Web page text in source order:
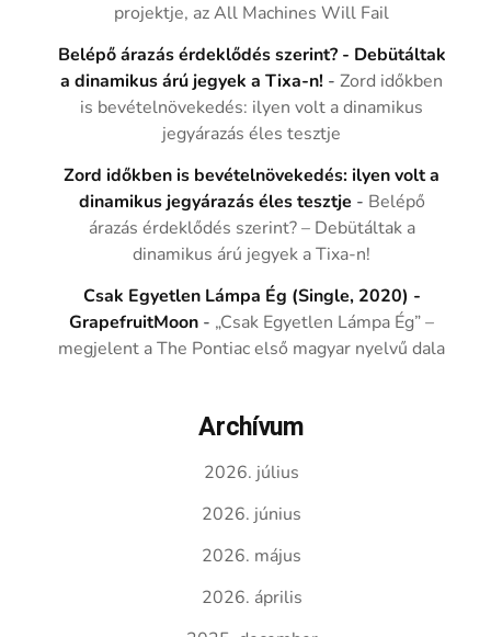
projektje, az All Machines Will Fail
Belépő árazás érdeklődés szerint? - Debütáltak
a dinamikus árú jegyek a Tixa-n! -Zord időkben
is bevételnövekedés: ilyen volt a dinamikus
jegyárazás éles tesztje
Zord időkben is bevételnövekedés: ilyen volt a
dinamikus jegyárazás éles tesztje - Belépő
árazás érdeklődés szerint? – Debütáltak a
dinamikus árú jegyek a Tixa-n!
Csak Egyetlen Lámpa Ég (Single, 2020) -
GrapefruitMoon - „Csak Egyetlen Lámpa Ég” –
megjelent a The Pontiac első magyar nyelvű dala
Archívum
2026. július
2026. június
2026. május
2026. április